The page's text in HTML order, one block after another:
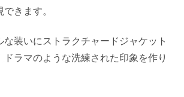
きます。
な装いにストラクチャードジャケット
ドラマのような洗練された印象を作り